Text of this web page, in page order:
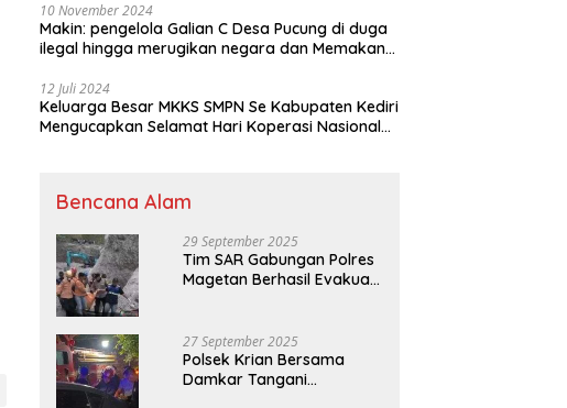
10 November 2024
Makin: pengelola Galian C Desa Pucung di duga
ilegal hingga merugikan negara dan Memakan
12 Juli 2024
Keluarga Besar MKKS SMPN Se Kabupaten Kediri
Mengucapkan Selamat Hari Koperasi Nasional
Bencana Alam
29 September 2025
Tim SAR Gabungan Polres
Magetan Berhasil Evakuasi
27 September 2025
Polsek Krian Bersama
Damkar Tangani